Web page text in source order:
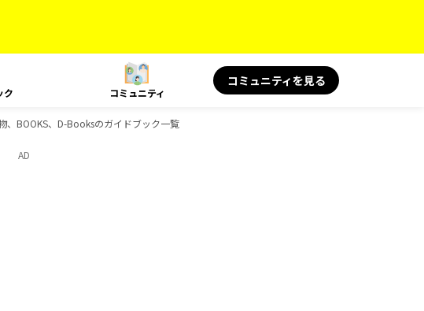
ク コミュニティ
コミュニティを見る
、BOOKS、D-Booksのガイドブック一覧
AD